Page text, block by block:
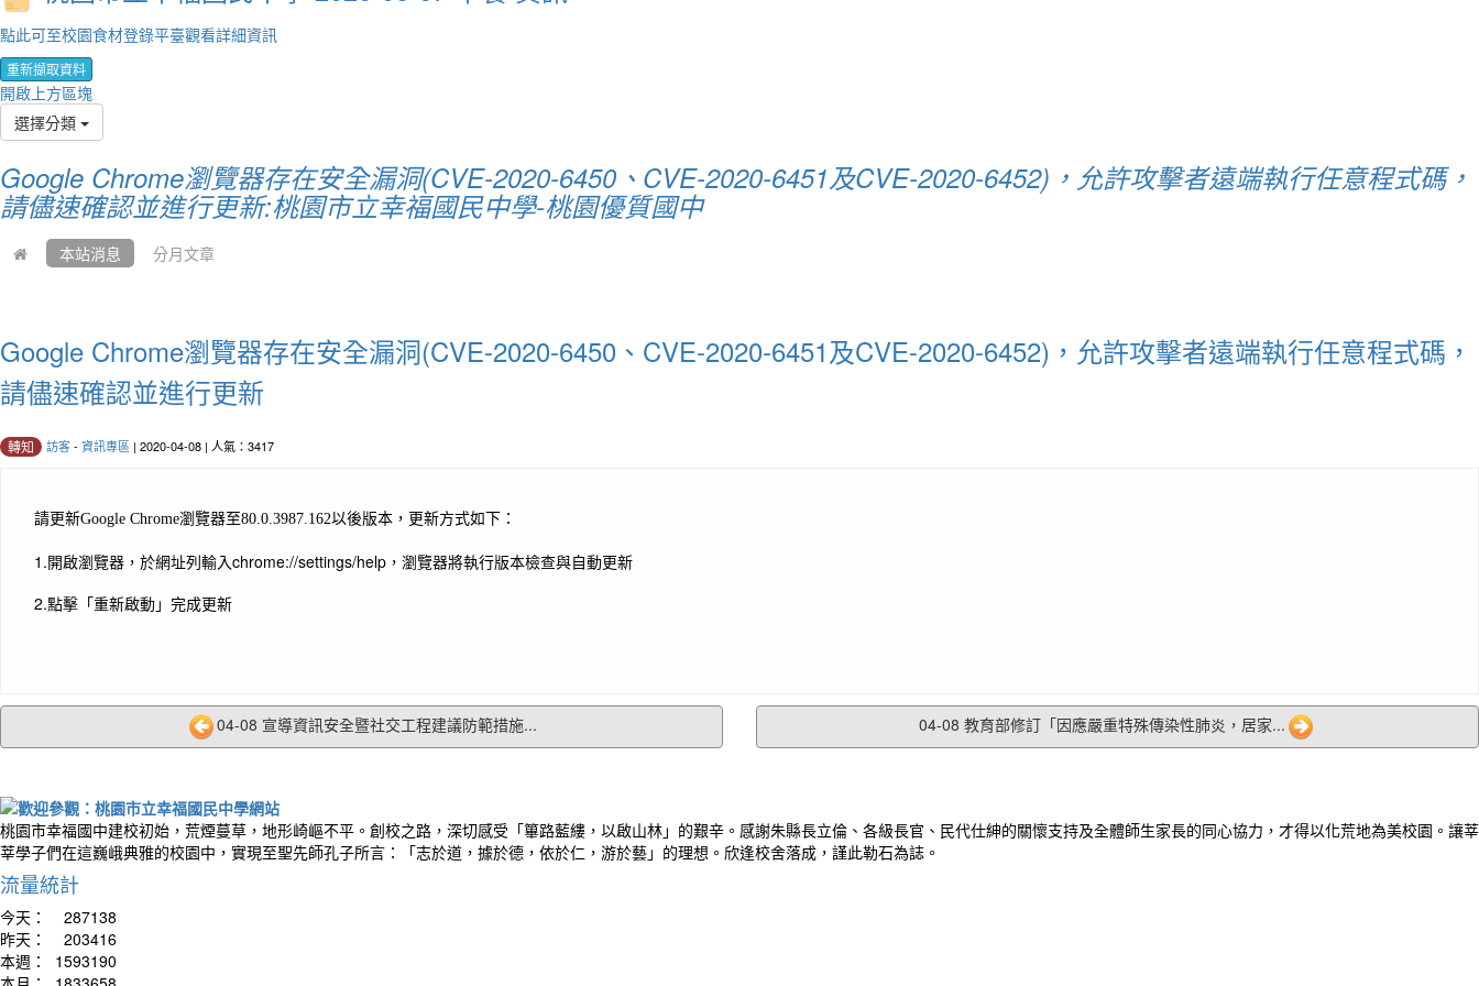
點此可至校園食材登錄平臺觀看詳細資訊
重新擷取資料
開啟上方區塊
選擇分類
Google Chrome瀏覽器存在安全漏洞(CVE-2020-6450、CVE-2020-6451及CVE-2020-6452)，允許攻擊者遠端執行任意程式碼，
請儘速確認並進行更新:桃園市立幸福國民中學-桃園優質國中
本站消息 分月文章
Google Chrome瀏覽器存在安全漏洞(CVE-2020-6450、CVE-2020-6451及CVE-2020-6452)，允許攻擊者遠端執行任意程式碼，
請儘速確認並進行更新
轉知 訪客- 資訊專區 | 2020-04-08 | 人氣：3417
請更新Google Chrome瀏覽器至80.0.3987.162以後版本， 更新方式如下：
1.開啟瀏覽器，於網址列輸入chrome://settings/help，瀏覽器將執行版本檢查與自動更新
2.點擊「重新啟動」完成更新
04-08 宣導資訊安全暨社交工程建議防範措施... 04-08 教育部修訂「因應嚴重特殊傳染性肺炎，居家...
桃園市幸福國中建校初始，荒煙蔓草，地形崎嶇不平。創校之路，深切感受「篳路藍縷，以啟山林」的艱辛。感謝朱縣長立倫、各級長官、民代仕紳的關懷支持及全體師生家長的同心協力，才得以化荒地為美校園。讓莘
莘學子們在這巍峨典雅的校園中，實現至聖先師孔子所言：「志於道，據於德，依於仁，游於藝」的理想。欣逢校舍落成，謹此勒石為誌。
流量統計
今天：
287138
昨天：
203416
本週：
1593190